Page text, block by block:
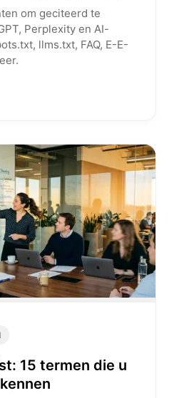
om geciteerd te
Perplexity en AI-
llms.txt, FAQ, E-E-
15 termen die u